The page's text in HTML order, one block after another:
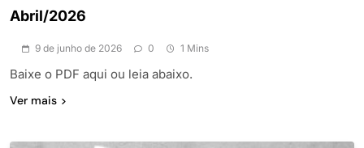
Abril/2026
9 de junho de 2026 0 1 Mins
Baixe o PDF aqui ou leia abaixo.
Ver mais